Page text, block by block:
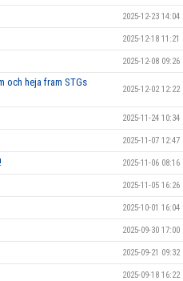
2025-12-23 14:04
2025-12-18 11:21
2025-12-08 09:26
och heja fram STGs
2025-12-02 12:22
2025-11-24 10:34
2025-11-07 12:47
2025-11-06 08:16
2025-11-05 16:26
2025-10-01 16:04
2025-09-30 17:00
2025-09-21 09:32
2025-09-18 16:22